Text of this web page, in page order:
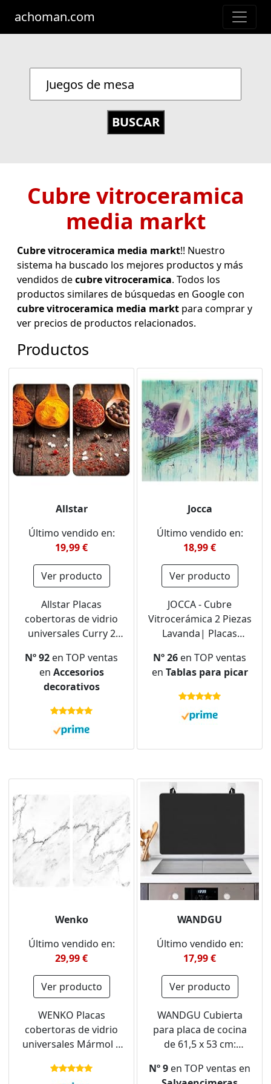
achoman.com
Cubre vitroceramica
media markt
Cubre vitroceramica media markt!! Nuestro
sistema ha buscado los mejores productos y más
vendidos decubre vitroceramica. Todos los
productos similares de búsquedas en Google con
cubre vitroceramica media markt para comprar y
ver precios de productos relacionados.
Productos
Allstar
Último vendido en:
19,99 €
Ver producto
Allstar Placas
cobertoras de vidrio
universales Curry 2
piezas, cubiertas para
cocinas de
vitrocerámica, Vidrio
endurecido, 30 x 0.8 x
Nº 92 en TOP ventas
en Accesorios
decorativos
Jocca
Último vendido en:
18,99 €
Ver producto
JOCCA - Cubre
Vitrocerámica 2 Piezas
Lavanda| Placas
Universal| Protector
Placa Induccion
Cocina| Protección
Tabla de Cortar de
Nº 26 en TOP ventas
en Tablas para picar
Wenko
Último vendido en:
29,99 €
Ver producto
WENKO Placas
cobertoras de vidrio
universales Mármol 2
cocina, juego de 2
WANDGU
Último vendido en:
17,99 €
Ver producto
WANDGU Cubierta
para placa de cocina
de 61,5 x 53 cm:
inducción con 2
Nº 9 en TOP ventas en